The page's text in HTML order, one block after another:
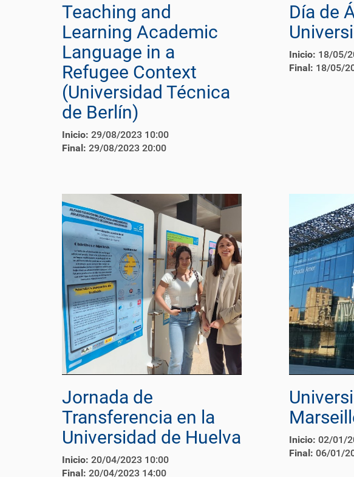
Teaching and
Learning Academic
Language in a
Refugee Context
(Universidad Técnica
de Berlín)
Inicio: 29/08/2023 10:00
Final: 29/08/2023 20:00
Día de
Inicio: 18/05/
Final: 18/05/
Jornada de
Transferencia en la
Universidad de Huelva
Inicio: 20/04/2023 10:00
Final: 20/04/2023 14:00
Inicio: 02/01/
Final: 06/01/